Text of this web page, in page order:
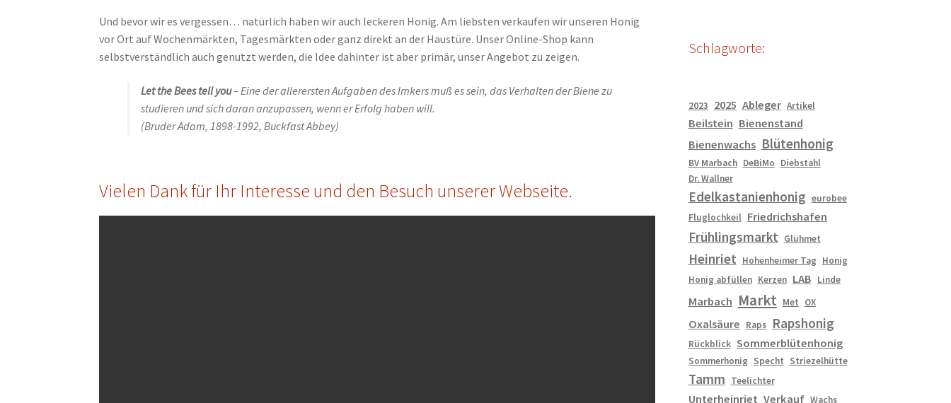
Und bevor wir es vergessen… natürlich haben wir auch leckeren Honig. Am liebsten verkaufen wir unseren Honig
vor Ort auf Wochenmärkten, Tagesmärkten oder ganz direkt an der Haustüre. Unser Online-Shop kann
selbstverständlich auch genutzt werden, die Idee dahinter ist aber primär, unser Angebot zu zeigen.
Let the Bees tell you– Eine der allerersten Aufgaben des Imkers muß es sein, das Verhalten der Biene zu
studieren und sich daran anzupassen, wenn er Erfolg haben will.
(Bruder Adam, 1898-1992, Buckfast Abbey)
Vielen Dank für Ihr Interesse und den Besuch unserer Webseite.
Schlagworte:
2023 2025 Ableger Artikel
Beilstein Bienenstand
Bienenwachs Blütenhonig
BV Marbach DeBiMo Diebstahl
Dr. Wallner
Edelkastanienhonig eurobee
Fluglochkeil Friedrichshafen
Frühlingsmarkt Glühmet
Heinriet Hohenheimer Tag Honig
Honig abfüllen Kerzen LAB Linde
Marbach Markt Met OX
Oxalsäure Raps Rapshonig
Rückblick Sommerblütenhonig
Sommerhonig Specht Striezelhütte
Tamm Teelichter
Unterheinriet Verkauf Wachs